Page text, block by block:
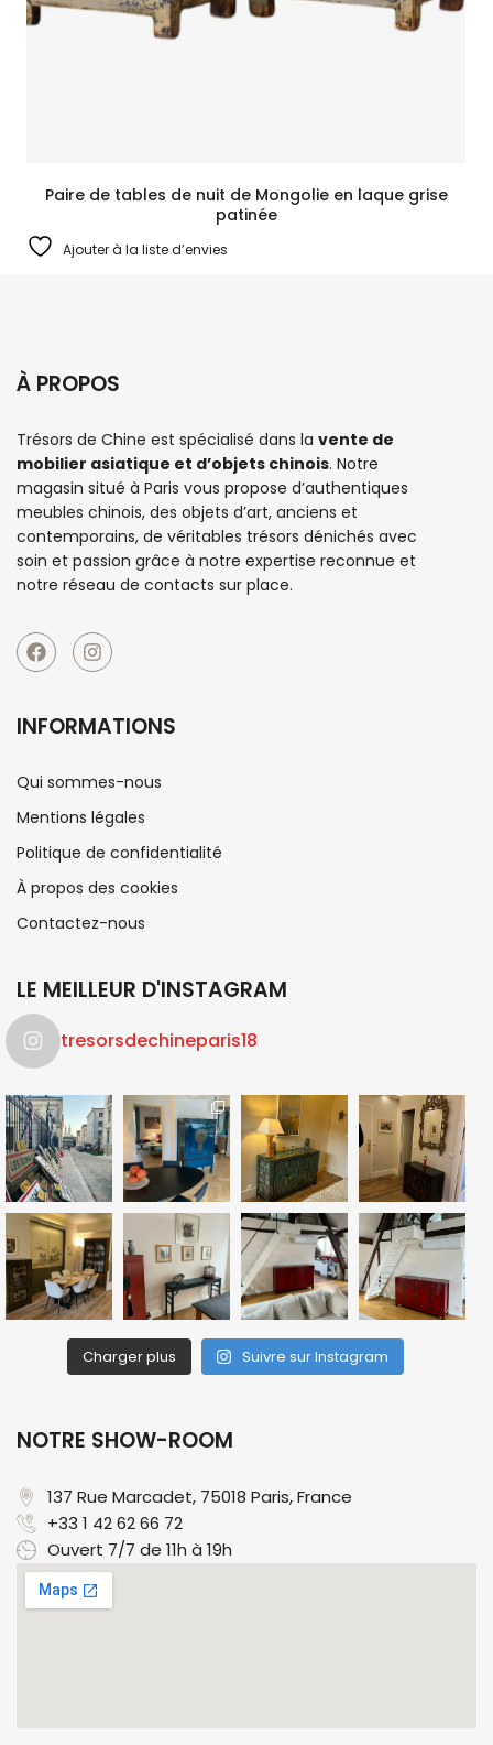
Paire de tables de nuit de Mongolie en laque grise
patinée
Ajouter à la liste d’envies
À PROPOS
Trésors de Chine est spécialisé dans la vente de
mobilier asiatique et d’objets chinois. Notre
magasin situé à Paris vous propose d’authentiques
meubles chinois, des objets d’art, anciens et
contemporains, de véritables trésors dénichés avec
soin et passion grâce à notre expertise reconnue et
notre réseau de contacts sur place.
INFORMATIONS
Qui sommes-nous
Mentions légales
Politique de confidentialité
À propos des cookies
Contactez-nous
LE MEILLEUR D'INSTAGRAM
tresorsdechineparis18
Charger plus Suivre sur Instagram
NOTRE SHOW-ROOM
137 Rue Marcadet, 75018 Paris, France​
+33 1 42 62 66 72
Ouvert 7/7 de 11h à 19h